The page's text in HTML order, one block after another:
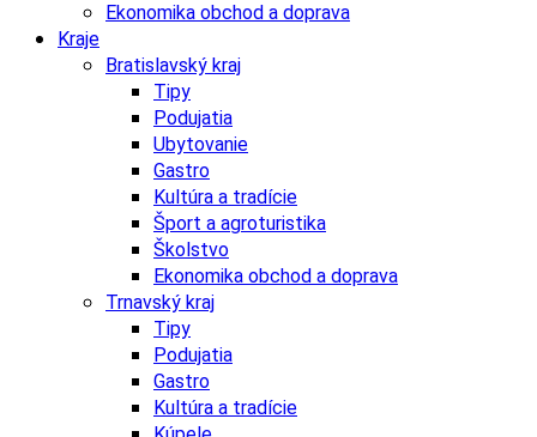
Ekonomika obchod a doprava
Kraje
Bratislavský kraj
Tipy
Podujatia
Ubytovanie
Gastro
Kultúra a tradície
Šport a agroturistika
Školstvo
Ekonomika obchod a doprava
Trnavský kraj
Tipy
Podujatia
Gastro
Kultúra a tradície